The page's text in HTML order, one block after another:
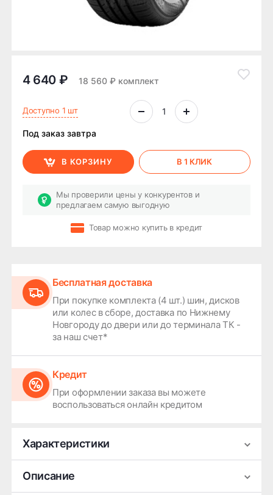
4 640 ₽ 18 560 ₽ комплект
Доступно 1 шт
Под заказ завтра
В КОРЗИНУ В 1 КЛИК
Мы проверили цены у конкурентов и
предлагаем самую выгодную
Товар можно купить в кредит
Бесплатная доставка
При покупке комплекта (4 шт.) шин, дисков
или колес в сборе, доставка по Нижнему
Новгороду до двери или до терминала ТК -
за наш счет*
Кредит
При оформлении заказа вы можете
воспользоваться онлайн кредитом
Характеристики
Производитель
Сезонность
Летняя
Описание